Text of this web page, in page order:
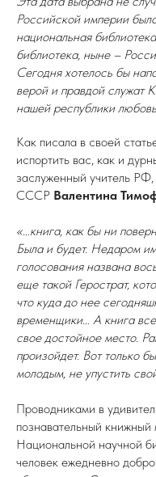
Российской империи
национальная
библиотека, ныне –
Сегодня хотелось бы
верой и правдой служат
нашей республики
Как писала в своей
испортить вас, как и
заслуженный учитель
СССР Валентина
«…книга, как бы ни
Была и будет. Недаром
голосования названа
еще такой Герострат,
что куда до нее
временщики… А книга
свое достойное место.
произойдет. Вот только
молодым, не упустить
Проводниками в
познавательный
Национальной научной
человек ежедневно